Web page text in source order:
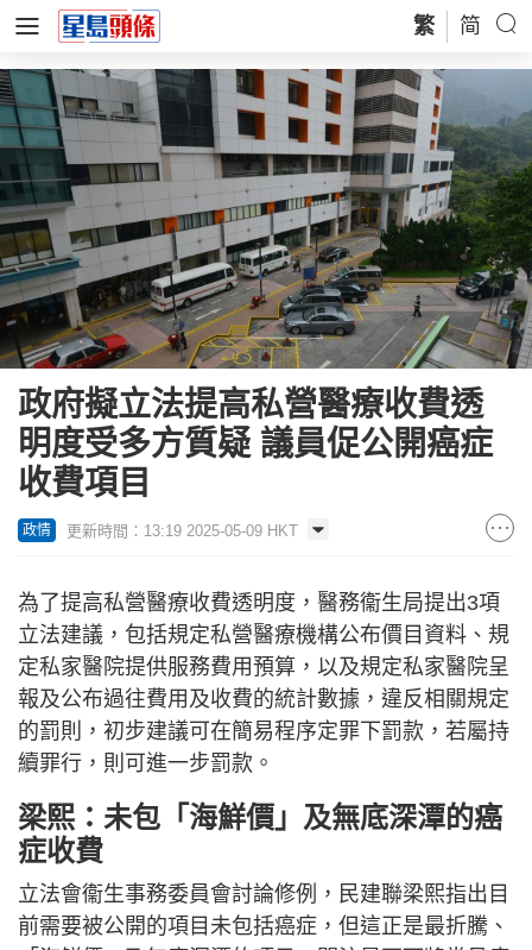
繁 简
政府擬立法提高私營醫療收費透
明度受多方質疑 議員促公開癌症
收費項目
政情 更新時間：13:19 2025-05-09 HKT
為了提高私營醫療收費透明度，醫務衞生局提出3項
立法建議，包括規定私營醫療機構公布價目資料、規
定私家醫院提供服務費用預算，以及規定私家醫院呈
報及公布過往費用及收費的統計數據，違反相關規定
的罰則，初步建議可在簡易程序定罪下罰款，若屬持
續罪行，則可進一步罰款。
梁熙：未包「海鮮價」及無底深潭的癌
症收費
立法會衞生事務委員會討論修例，民建聯梁熙指出目
前需要被公開的項目未包括癌症，但這正是最折騰、